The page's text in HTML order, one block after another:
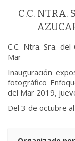
C.C. NTRA.
C.C. Ntra. Sra.
Mar
Inauguración
fotográfico
del Mar 2019,
Del 3 de octubre